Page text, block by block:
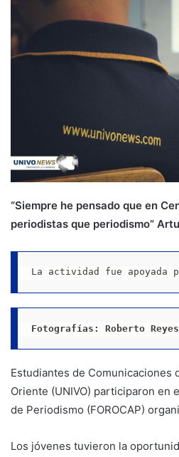
“Siempre he pensado que en
periodistas que periodismo”
La actividad fue apoyada
Fotografías: Roberto
Estudiantes de Comunicaciones
Oriente (UNIVO) participaron en
de Periodismo (FOROCAP)
Los jóvenes tuvieron la